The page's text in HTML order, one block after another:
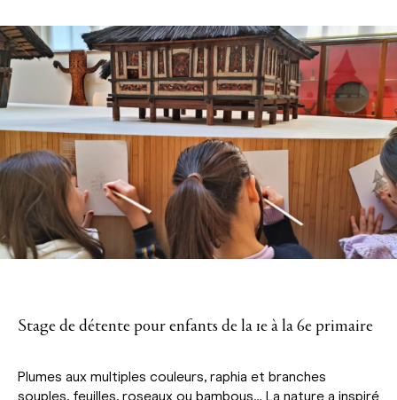
Stage de détente pour enfants de la 1e à la 6e primaire
Plumes aux multiples couleurs, raphia et branches
souples, feuilles, roseaux ou bambous… La nature a inspiré